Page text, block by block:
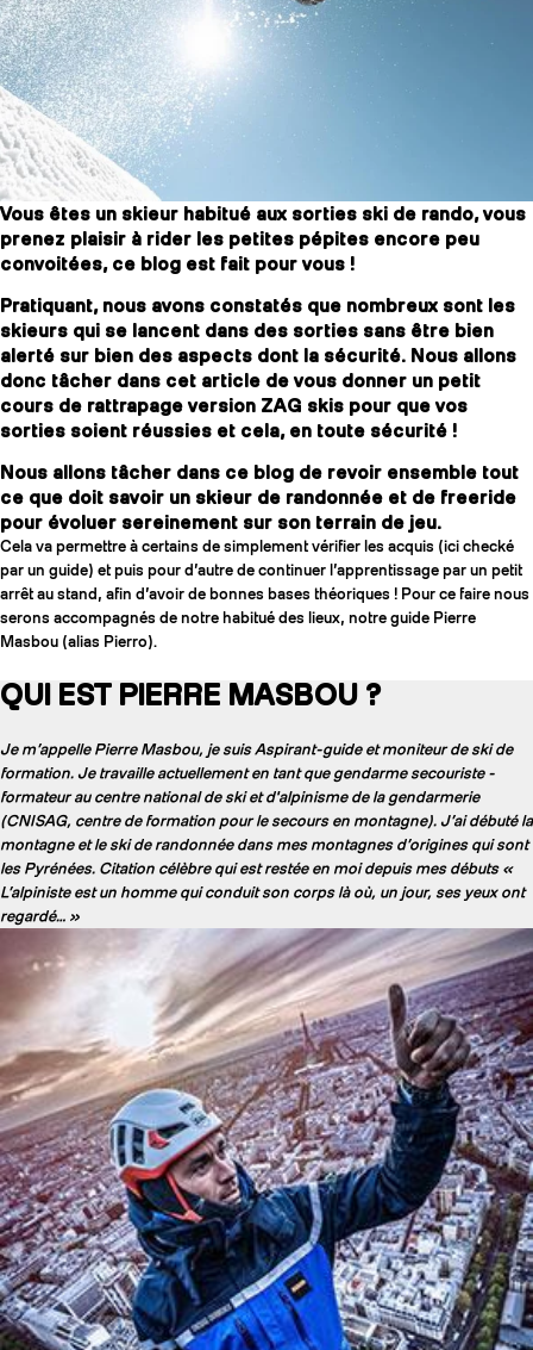
UBAC 102
BÂTONS
COUTEAUX
Vous êtes un skieur habitué aux sorties ski de rando, vous
prenez plaisir à rider les petites pépites encore peu
convoitées, ce blog est fait pour vous !
Pratiquant, nous avons constatés que nombreux sont les
skieurs qui se lancent dans des sorties sans être bien
alerté sur bien des aspects dont la sécurité. Nous allons
donc tâcher dans cet article de vous donner un petit
cours de rattrapage version ZAG skis pour que vos
sorties soient réussies et cela, en toute sécurité !
Nous allons tâcher dans ce blog de revoir ensemble tout
ce que doit savoir un skieur de randonnée et de freeride
pour évoluer sereinement sur son terrain de jeu.
Cela va permettre à certains de simplement vérifier les acquis (ici checké
par un guide) et puis pour d’autre de continuer l’apprentissage par un petit
arrêt au stand, afin d’avoir de bonnes bases théoriques ! Pour ce faire nous
serons accompagnés de notre habitué des lieux, notre guide Pierre
Masbou (alias Pierro).
QUI EST PIERRE MASBOU ?
Je m’appelle Pierre Masbou, je suis Aspirant-guide et moniteur de ski de
formation. Je travaille actuellement en tant que gendarme secouriste -
formateur au centre national de ski et d'alpinisme de la gendarmerie
(CNISAG, centre de formation pour le secours en montagne). J’ai débuté la
montagne et le ski de randonnée dans mes montagnes d’origines qui sont
les Pyrénées. Citation célèbre qui est restée en moi depuis mes débuts «
L’alpiniste est un homme qui conduit son corps là où, un jour, ses yeux ont
regardé… »